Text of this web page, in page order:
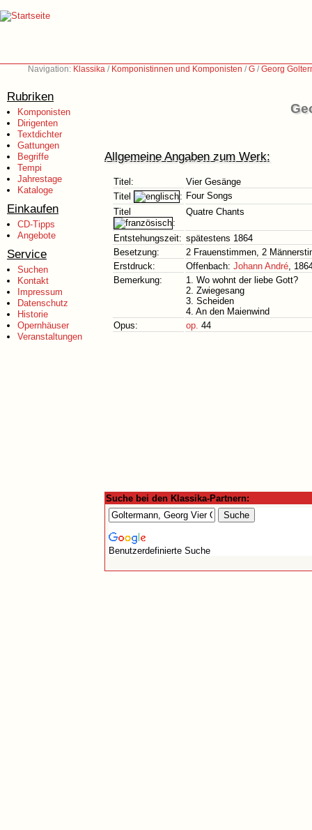
Navigation: Klassika / Komponistinnen und Komponisten /G /Georg
Rubriken
Komponisten
Dirigenten
Textdichter
Gattungen
Begriffe
Tempi
Jahrestage
Kataloge
Einkaufen
CD-Tipps
Angebote
Service
Suchen
Kontakt
Impressum
Datenschutz
Historie
Opernhäuser
Veranstaltungen
Allgemeine Angaben zum Werk:
Titel:
Vier Gesänge
Titel
: Four Songs
Titel
:
Quatre Chants
Entstehungszeit: spätestens 1864
Besetzung:
2 Frauenstimmen, 2
Erstdruck:
Offenbach: Johann André,
Bemerkung:
1. Wo wohnt der liebe Gott?
2. Zwiegesang
3. Scheiden
4. An den Maienwind
Opus:
op. 44
Suche bei den Klassika-Partnern:
Benutzerdefinierte Suche